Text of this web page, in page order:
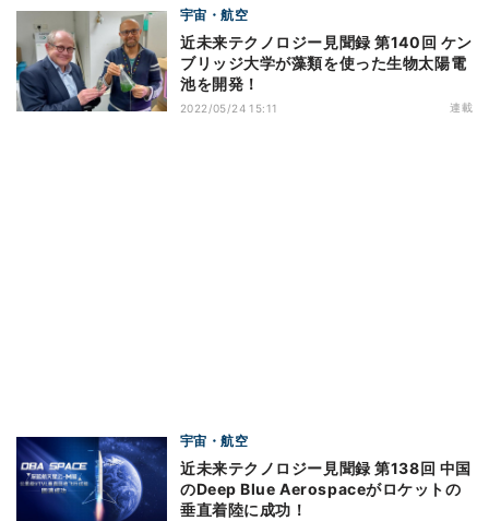
宇宙・航空
近未来テクノロジー見聞録 第140回 ケン
ブリッジ大学が藻類を使った生物太陽電
池を開発！
2022/05/24 15:11 連載
宇宙・航空
近未来テクノロジー見聞録 第138回 中国
のDeep Blue Aerospaceがロケットの
垂直着陸に成功！